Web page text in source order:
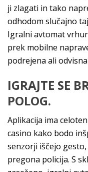
ji zlagati in tako
odhodom slučajno
Igralni avtomat
prek mobilne
podrejena ali
IGRAJTE SE
POLOG.
Aplikacija ima
casino kako bodo
senzorji iščejo
pregona policija. S